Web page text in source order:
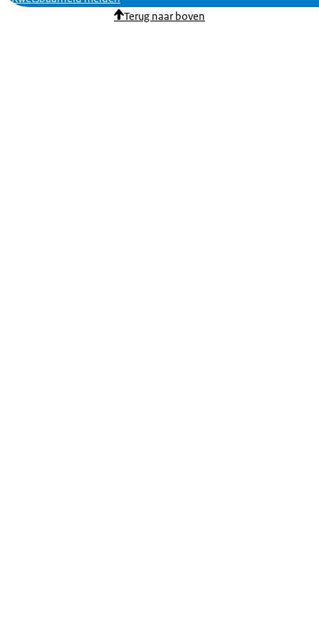
Terug naar boven